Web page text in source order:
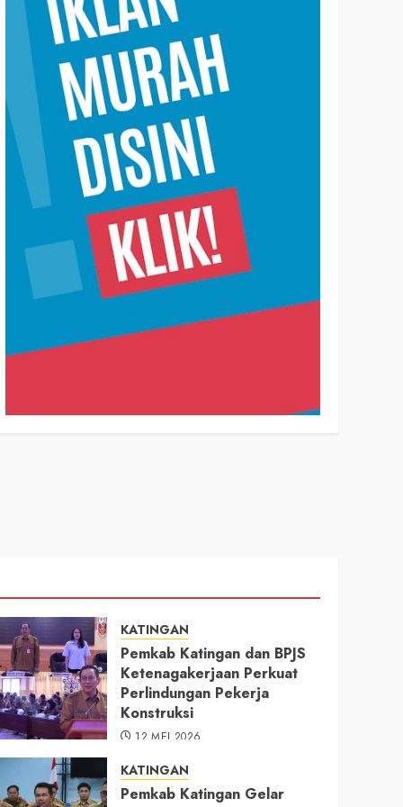
KATINGAN
Pemkab Katingan dan BPJS
Ketenagakerjaan Perkuat
Perlindungan Pekerja
Konstruksi
12 MEI 2026
KATINGAN
Pemkab Katingan Gelar